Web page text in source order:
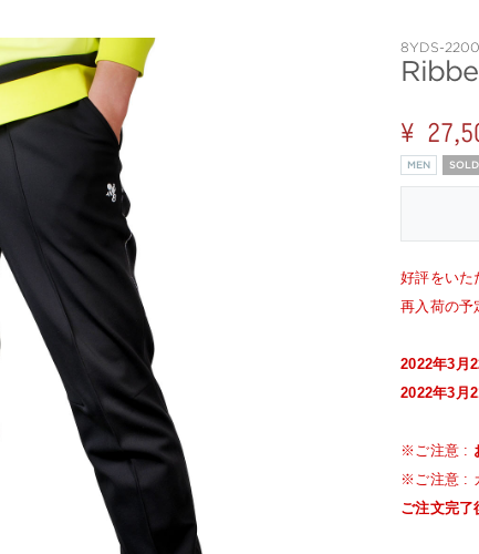
8YDS-
¥
MEN
好評をいた
再入荷の予
2022年3月
2022年3月
※ご注意 :
※ご注意 :
ご注文完了